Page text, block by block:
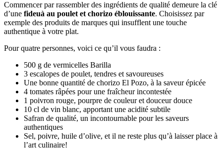
Commencer par rassembler des ingrédients de qualité demeure la clé
d’une fideuà au poulet et chorizo éblouissante. Choisissez par
exemple des produits de marques qui insufflent une touche
authentique à votre plat.
Pour quatre personnes, voici ce qu’il vous faudra :
500 g de vermicelles Barilla
3 escalopes de poulet, tendres et savoureuses
Une bonne quantité de chorizo El Pozo, à la saveur épicée
4 tomates râpées pour une fraîcheur incontestée
1 poivron rouge, pourpre de couleur et douceur douce
10 cl de vin blanc, apportant une acidité subtile
Safran de qualité, un incontournable pour les saveurs
authentiques
Sel, poivre, huile d’olive, et il ne reste plus qu’à laisser place à
l’art culinaire!